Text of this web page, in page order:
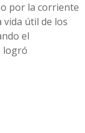
por la corriente
útil de los
el
logró